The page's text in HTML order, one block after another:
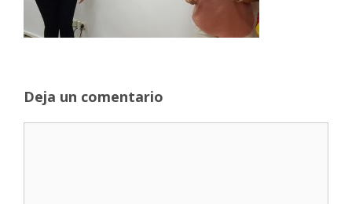
Deja un comentario